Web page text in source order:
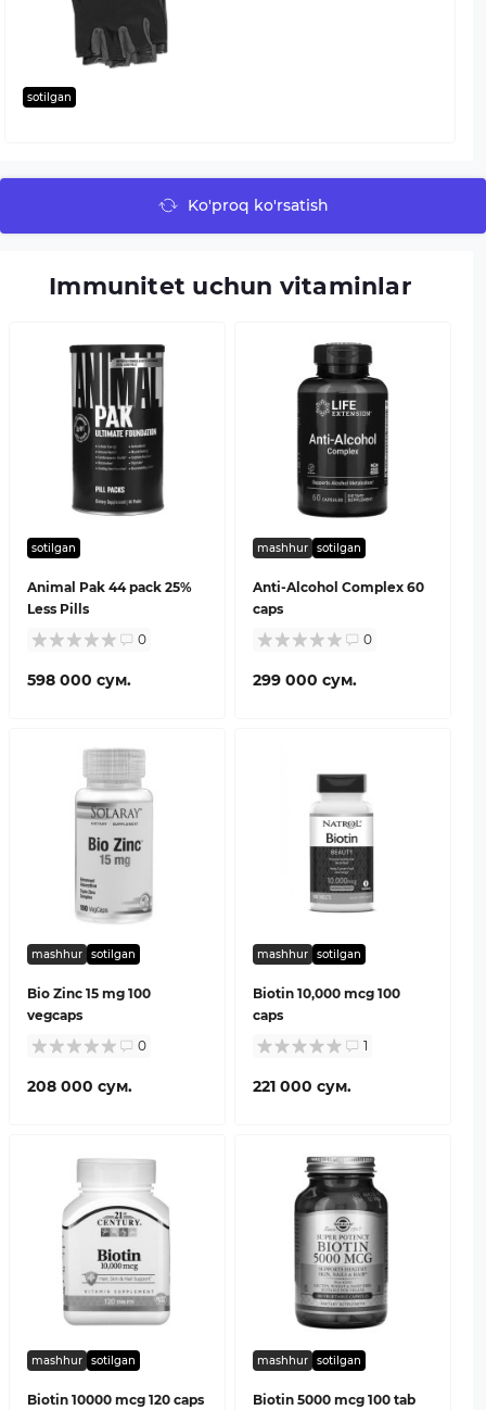
sotilgan
Ko'proq ko'rsatish
Immunitet uchun vitaminlar
sotilgan
Animal Pak 44 pack 25%
Less Pills
0
598 000 сум.
mashhur sotilgan
Anti-Alcohol Complex 60
caps
0
299 000 сум.
mashhur sotilgan
Bio Zinc 15 mg 100
vegcaps
0
208 000 сум.
mashhur sotilgan
Biotin 10,000 mcg 100
caps
1
221 000 сум.
mashhur sotilgan
Biotin 10000 mcg 120 caps
mashhur sotilgan
Biotin 5000 mcg 100 tab